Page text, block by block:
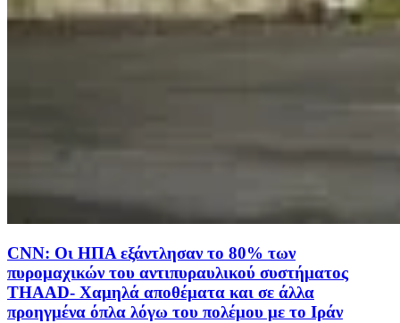
CNN: Οι ΗΠΑ εξάντλησαν το 80% των
πυρομαχικών του αντιπυραυλικού συστήματος
THAAD- Χαμηλά αποθέματα και σε άλλα
προηγμένα όπλα λόγω του πολέμου με το Ιράν